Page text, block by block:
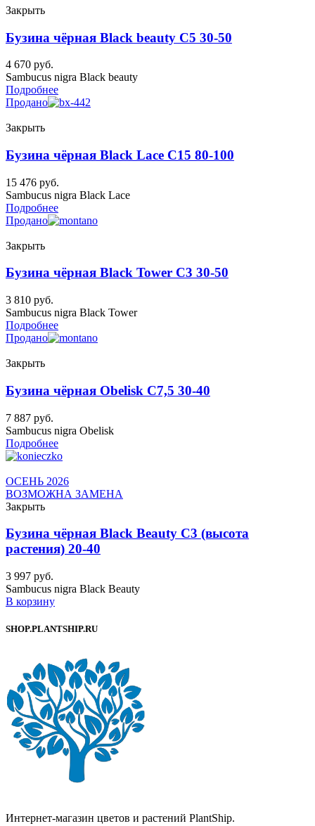
Закрыть
Бузина чёрная Black beauty C5 30-50
4 670 руб.
Sambucus nigra Black beauty
Подробнее
Продано
Закрыть
Бузина чёрная Black Lace C15 80-100
15 476 руб.
Sambucus nigra Black Lace
Подробнее
Продано
Закрыть
Бузина чёрная Black Tower C3 30-50
3 810 руб.
Sambucus nigra Black Tower
Подробнее
Продано
Закрыть
Бузина чёрная Obelisk C7,5 30-40
7 887 руб.
Sambucus nigra Obelisk
Подробнее
ОСЕНЬ 2026
ВОЗМОЖНА ЗАМЕНА
Закрыть
Бузина чёрная Black Beauty C3 (высота
растения) 20-40
3 997 руб.
Sambucus nigra Black Beauty
В корзину
SHOP.PLANTSHIP.RU
Интернет-магазин цветов и растений PlantShip.